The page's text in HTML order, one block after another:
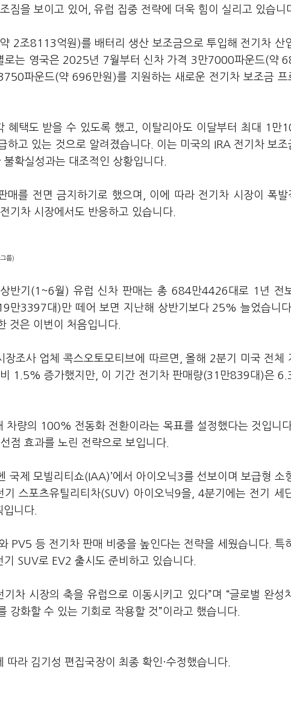
짐을 보이고 있어, 유럽 집중 전략에 더욱 힘이 실리고 있습
2조8113억원)를 배터리 생산 보조금으로 투입해 전기차 산
로는 영국은 2025년 7월부터 신차 가격 3만7000파운드(약
파운드(약 696만원)를 지원하는 새로운 전기차 보조금 프
혜택도 받을 수 있도록 했고, 이탈리아도 이달부터 최대 1만
고 있는 것으로 알려졌습니다. 이는 미국의 IRA 전기차 보조
확실성과는 대조적인 상황입니다.
를 전면 금지하기로 했으며, 이에 따라 전기차 시장이 폭발
기차 시장에서도 반응하고 있습니다.
룹)
반기(1~6월) 유럽 신차 판매는 총 684만4426대로 1년 전
만3397대)만 떼어 보면 지난해 상반기보다 25% 늘었습니
것은 이번이 처음입니다.
조사 업체 콕스오토모티브에 따르면, 올해 2분기 미국 전체
1.5% 증가했지만, 이 기간 전기차 판매량(31만839대)은
량의 100% 전동화 전환이라는 목표를 설정했다는 것입니
점 효과를 노린 전략으로 보입니다.
국제 모빌리티쇼(IAA)’에서 아이오닉3를 선보이며 보급형 소
스포츠유틸리티차(SUV) 아이오닉9을, 4분기에는 전기 세
니다.
PV5 등 전기차 판매 비중을 높인다는 전략을 세웠습니다. 특
SUV로 EV2 출시도 준비하고 있습니다.
차 시장의 축을 유럽으로 이동시키고 있다”며 “글로벌 완성
강화할 수 있는 기회로 작용할 것”이라고 했습니다.
라 김기성 편집국장이 최종 확인·수정했습니다.